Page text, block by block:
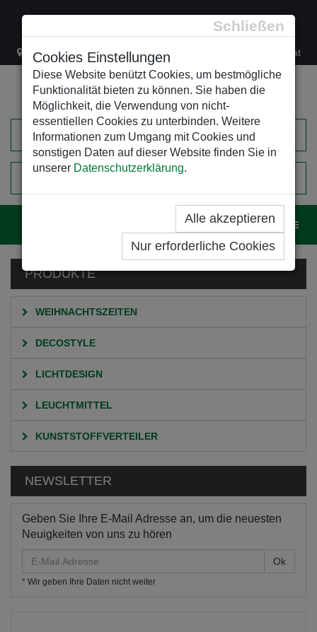
Schließen
Cookies Einstellungen
Diese Website benützt Cookies, um bestmögliche
Funktionalität bieten zu können. Sie haben die
Möglichkeit, die Verwendung von nicht-
essentiellen Cookies zu unterbinden. Weitere
Informationen zum Umgang mit Cookies und
sonstigen Daten auf dieser Website finden Sie in
unserer Datenschutzerklärung.
Alle akzeptieren
Nur erforderliche Cookies
Lacknergasse 78 +43/1/470 37 00 office@leso.at
EINKAUFSWAGEN
PRODUKTE
WEIHNACHTSZEITEN
DECOSTYLE
LICHTDESIGN
LEUCHTMITTEL
KUNSTSTOFFVERTEILER
NEWSLETTER
Geben Sie Ihre E-Mail Adresse an, um die neuesten
Neuigkeiten von uns zu hören
Mail
Adresse
* Wir geben Ihre Daten nicht weiter